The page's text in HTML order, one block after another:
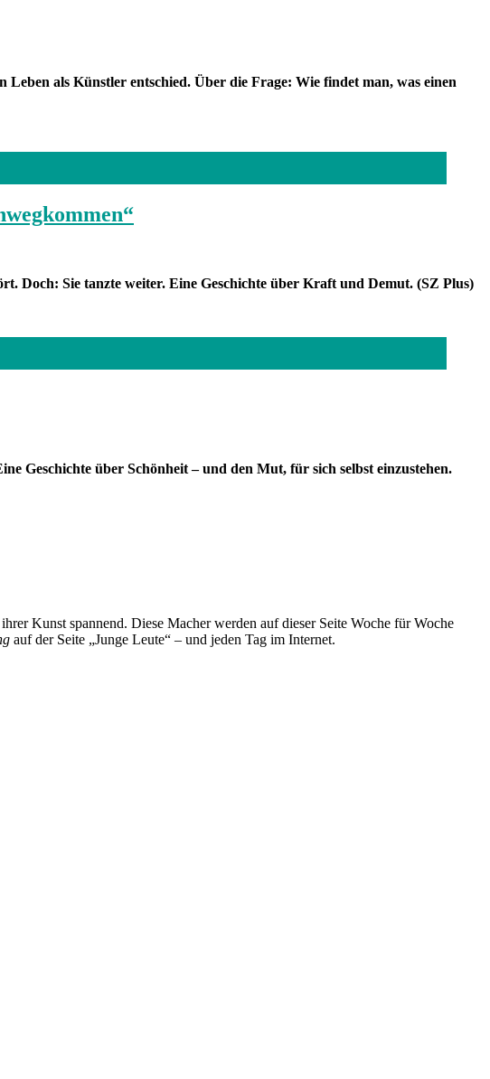
als Künstler entschied. Über die Frage: Wie findet man, was einen
Doch: Sie tanzte weiter. Eine Geschichte über Kraft und Demut. (SZ Plus)
Geschichte über Schönheit – und den Mut, für sich selbst einzustehen.
Kunst spannend. Diese Macher werden auf dieser Seite Woche für Woche
auf der Seite „Junge Leute“ – und jeden Tag im Internet.